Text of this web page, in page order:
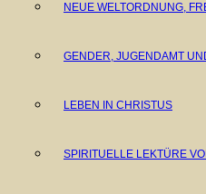
NEUE WELTORDNUNG,
GENDER, JUGENDAMT
LEBEN IN CHRISTUS
SPIRITUELLE LEKTÜRE